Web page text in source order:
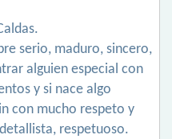
serio, maduro, sincero,
alguien especial con
y si nace algo
con mucho respeto y
respetuoso.